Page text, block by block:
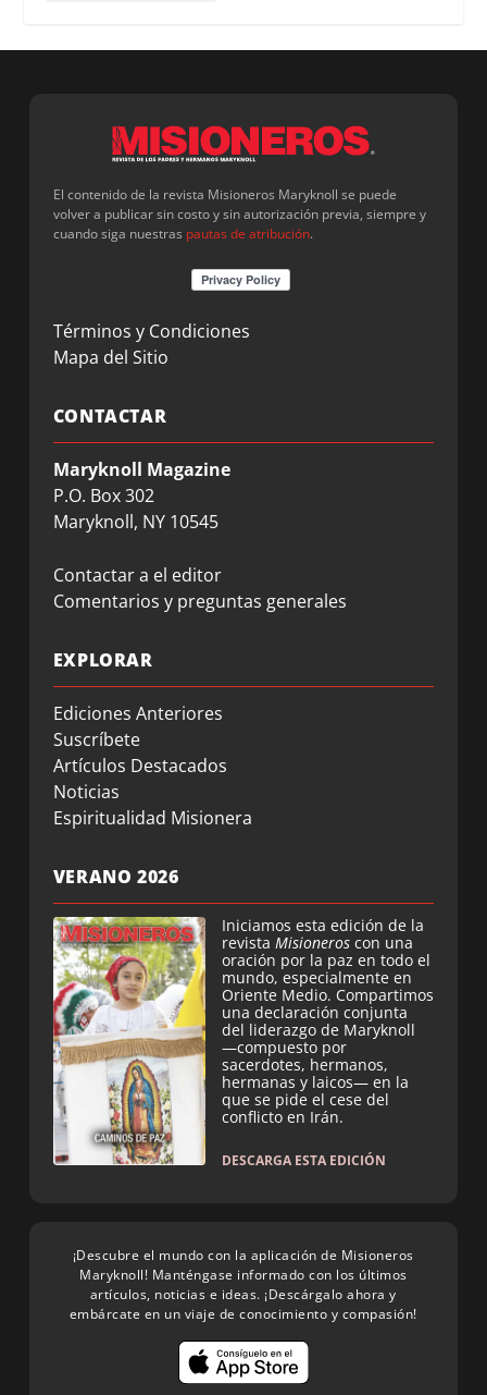
El contenido de la revista Misioneros Maryknoll se puede
volver a publicar sin costo y sin autorización previa, siempre y
cuando siga nuestras pautas de atribución.
Términos y Condiciones
Mapa del Sitio
CONTACTAR
Maryknoll Magazine
P.O. Box 302
Maryknoll, NY 10545
Contactar a el editor
Comentarios y preguntas generales
EXPLORAR
Ediciones Anteriores
Suscríbete
Artículos Destacados
Noticias
Espiritualidad Misionera
VERANO 2026
Iniciamos esta edición de la
revista Misioneros con una
oración por la paz en todo el
mundo, especialmente en
Oriente Medio. Compartimos
una declaración conjunta
del liderazgo de Maryknoll
—compuesto por
sacerdotes, hermanos,
hermanas y laicos— en la
que se pide el cese del
conflicto en Irán.
DESCARGA ESTA EDICIÓN
¡Descubre el mundo con la aplicación de Misioneros
Maryknoll! Manténgase informado con los últimos
artículos, noticias e ideas. ¡Descárgalo ahora y
embárcate en un viaje de conocimiento y compasión!